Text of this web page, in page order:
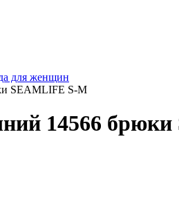
для женщин
SEAMLIFE S-M
14566